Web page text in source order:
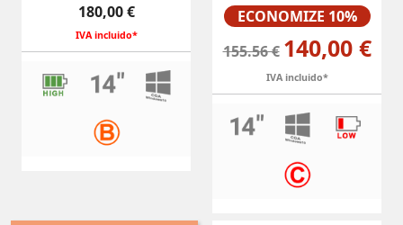
Preço
180,00 €
IVA incluido*
Preço
ECONOMIZE 10%
155.56 € 140,00 €
IVA incluido*